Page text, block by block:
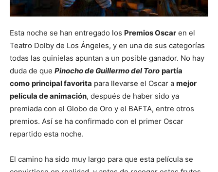
Esta noche se han entregado los Premios Oscar en el
Teatro Dolby de Los Ángeles, y en una de sus categorías
todas las quinielas apuntan a un posible ganador. No hay
duda de que Pinocho de Guillermo del Toro partía
como principal favorita para llevarse el Oscar a mejor
película de animación, después de haber sido ya
premiada con el Globo de Oro y el BAFTA, entre otros
premios. Así se ha confirmado con el primer Oscar
repartido esta noche.
El camino ha sido muy largo para que esta película se